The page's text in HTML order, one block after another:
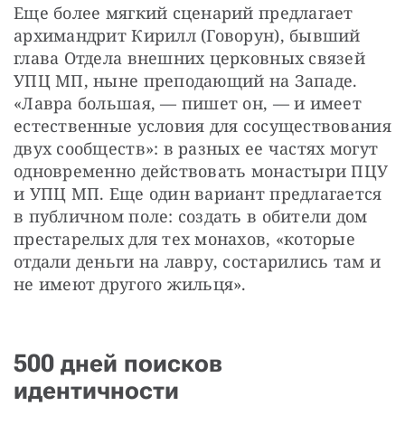
Еще более мягкий сценарий предлагает
архимандрит Кирилл (Говорун), бывший
глава Отдела внешних церковных связей
УПЦ МП, ныне преподающий на Западе.
«Лавра большая, — пишет он, — и имеет
естественные условия для сосуществования
двух сообществ»: в разных ее частях могут
одновременно действовать монастыри ПЦУ
и УПЦ МП. Еще один вариант предлагается
в публичном поле: создать в обители дом
престарелых для тех монахов, «которые
отдали деньги на лавру, состарились там и
не имеют другого жильця».
500 дней поисков
идентичности